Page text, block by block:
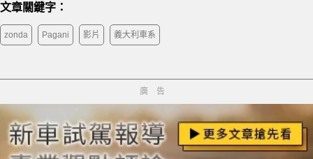
文章關鍵字：
zonda Pagani 影片 義大利車系
廣告